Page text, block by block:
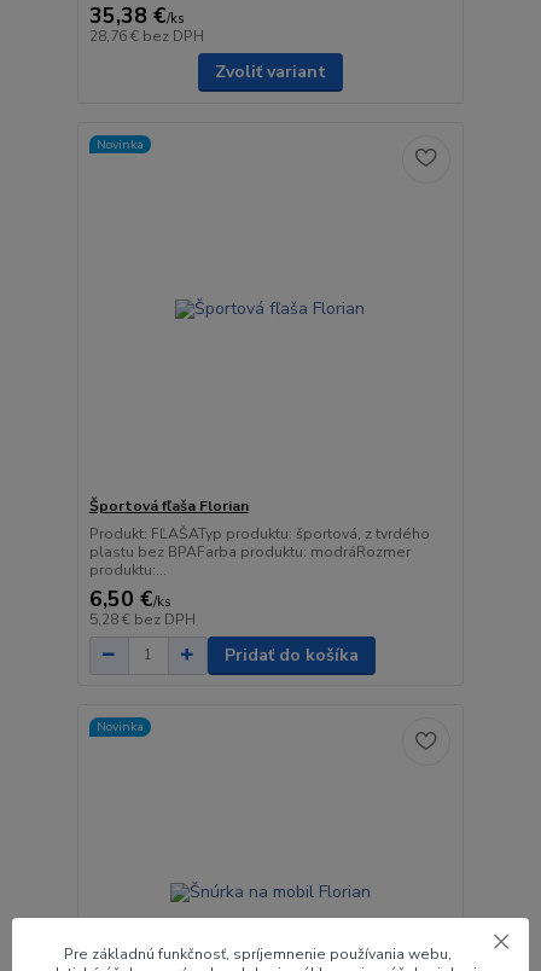
35,38 €/ks
28,76 € bez DPH
Zvoliť variant
Novinka
Športová fľaša Florian
Produkt: FĽAŠATyp produktu: športová, z tvrdého
plastu bez BPAFarba produktu: modráRozmer
produktu:...
6,50 €/ks
5,28 € bez DPH
Pridať do košíka
Novinka
Pre základnú funkčnosť, spríjemnenie používania webu,